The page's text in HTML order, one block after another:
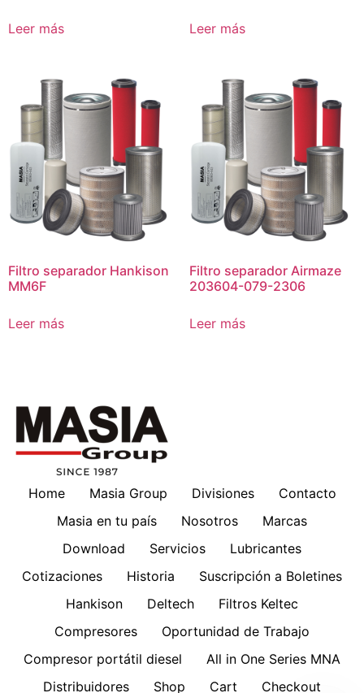
Leer más Leer más
Filtro separador Hankison
MM6F
Leer más
Filtro separador Airmaze
203604-079-2306
Leer más
Home Masia Group Divisiones
Contacto
Masia en tu país
Nosotros
Marcas
Download
Servicios
Lubricantes
Cotizaciones
Historia
Suscripción a Boletines
Hankison
Deltech
Filtros Keltec
Compresores
Oportunidad de Trabajo
Compresor portátil diesel
All in One Series MNA
Distribuidores
Shop Cart Checkout